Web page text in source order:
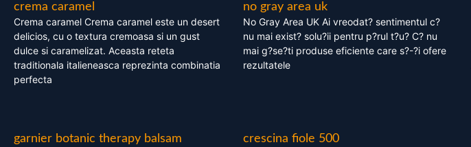
crema caramel
Crema caramel Crema caramel este un desert
delicios, cu o textura cremoasa si un gust
dulce si caramelizat. Aceasta reteta
traditionala italieneasca reprezinta combinatia
perfecta
no gray area uk
No Gray Area UK Ai vreodat? sentimentul c?
nu mai exist? solu?ii pentru p?rul t?u? C? nu
mai g?se?ti produse eficiente care s?-?i ofere
rezultatele
garnier botanic therapy balsam crescina fiole 500